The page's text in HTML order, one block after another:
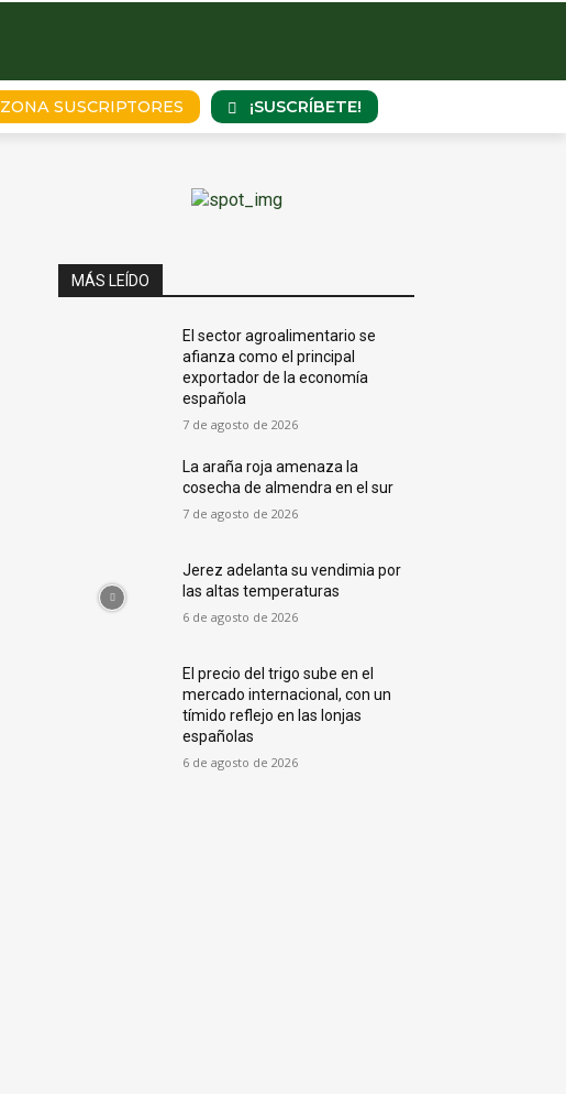
ZONA SUSCRIPTORES ¡SUSCRÍBETE!
MÁS LEÍDO
El sector agroalimentario se
afianza como el principal
exportador de la economía
española
7 de agosto de 2026
La araña roja amenaza la
cosecha de almendra en el sur
7 de agosto de 2026
Jerez adelanta su vendimia por
las altas temperaturas
6 de agosto de 2026
El precio del trigo sube en el
mercado internacional, con un
tímido reflejo en las lonjas
españolas
6 de agosto de 2026